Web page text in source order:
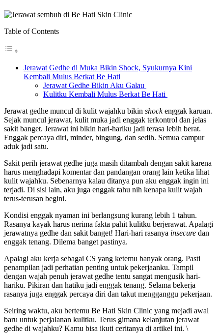
Table of Contents
Jerawat Gedhe di Muka Bikin Shock, Syukurnya Kini
Kembali Mulus Berkat Be Hati
Jerawat Gedhe Bikin Aku Galau
Kulitku Kembali Mulus Berkat Be Hati
Jerawat gedhe muncul di kulit wajahku bikin shockenggak karuan.
Sejak muncul jerawat, kulit muka jadi enggak terkontrol dan jelas
sakit banget. Jerawat ini bikin hari-hariku jadi terasa lebih berat.
Enggak percaya diri, minder, bingung, dan sedih. Semua campur
aduk jadi satu.
Sakit perih jerawat gedhe juga masih ditambah dengan sakit karena
harus menghadapi komentar dan pandangan orang lain ketika lihat
kulit wajahku. Sebenarnya kalau ditanya pun aku enggak ingin ini
terjadi. Di sisi lain, aku juga enggak tahu nih kenapa kulit wajah
terus-terusan begini.
Kondisi enggak nyaman ini berlangsung kurang lebih 1 tahun.
Rasanya kayak harus nerima fakta pahit kulitku berjerawat. Apalagi
jerawatnya gedhe dan sakit banget! Hari-hari rasanya insecure dan
enggak tenang. Dilema banget pastinya.
Apalagi aku kerja sebagai CS yang ketemu banyak orang. Pasti
penampilan jadi perhatian penting untuk pekerjaanku. Tampil
dengan wajah penuh jerawat gedhe tentu sangat mengusik hari-
hariku. Pikiran dan hatiku jadi enggak tenang. Selama bekerja
rasanya juga enggak percaya diri dan takut mengganggu pekerjaan.
Seiring waktu, aku bertemu Be Hati Skin Clinic yang mejadi awal
baru untuk perjalanan kulitku. Terus gimana kelanjutan jerawat
gedhe di wajahku? Kamu bisa ikuti ceritanya di artikel ini. \